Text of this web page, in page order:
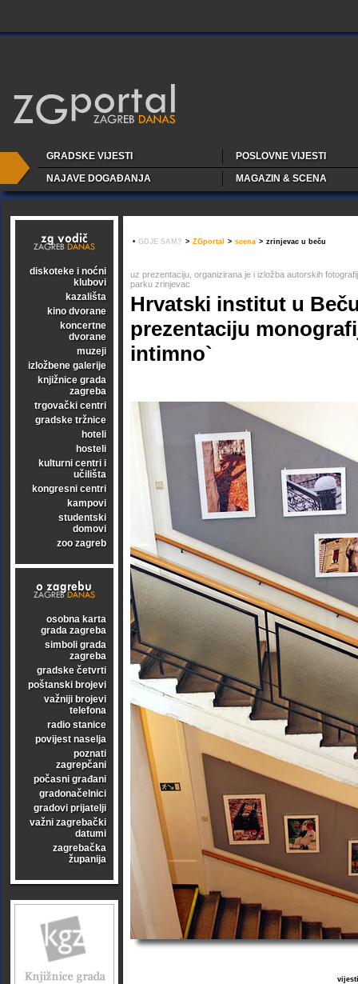
GRADSKE VIJESTI
POSLOVNE VIJESTI
NAJAVE DOGAĐANJA
MAGAZIN & SCENA
diskoteke i noćni
klubovi
kazališta
kino dvorane
koncertne
dvorane
muzeji
izložbene galerije
knjižnice grada
zagreba
trgovački centri
gradske tržnice
hoteli
hosteli
kulturni centri i
učilišta
kongresni centri
kampovi
studentski
domovi
zoo zagreb
osobna karta
grada zagreba
simboli grada
zagreba
gradske četvrti
poštanski brojevi
važniji brojevi
telefona
radio stanice
povijest naselja
poznati
zagrepčani
počasni građani
gradonačelnici
gradovi prijatelji
važni zagrebački
datumi
zagrebačka
županija
• GDJE SAM? > ZGportal > scena > zrinjevac u beču
uz prezentaciju, organizirana je i izložba autorskih
parku zrinjevac
Hrvatski institut u
prezentaciju
intimno`